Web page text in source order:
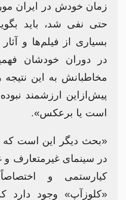
زمان خودش در ایران
حتی نفی شد، باید
بسیاری از فیلم‌ها و
در دوران خودشان
مخاطبانش به این
پیش‌ازاین ارزشمند
است یا برعکس».
«بحث دیگر این است
در سینمای غیرمتعارف
کیارستمی و
«کلوزآپ» وجود دارد